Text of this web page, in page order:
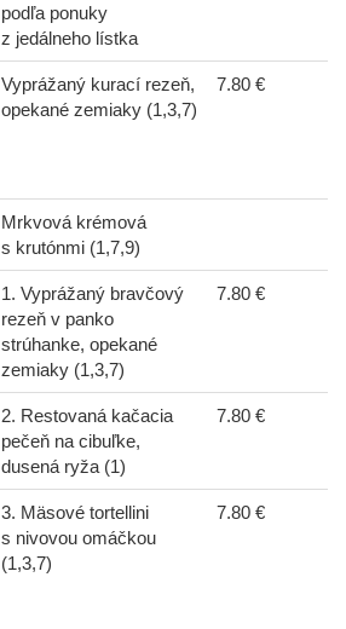
podľa ponuky
z jedálneho lístka
Vyprážaný kurací rezeň,
opekané zemiaky (1,3,7)
7.80 €
Mrkvová krémová
s krutónmi (1,7,9)
1. Vyprážaný bravčový
rezeň v panko
strúhanke, opekané
zemiaky (1,3,7)
7.80 €
2. Restovaná kačacia
pečeň na cibuľke,
dusená ryža (1)
7.80 €
3. Mäsové tortellini
s nivovou omáčkou
(1,3,7)
7.80 €